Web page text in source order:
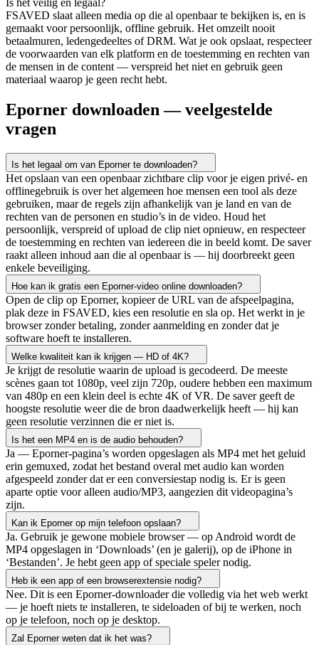
Is het veilig en legaal?
FSAVED slaat alleen media op die al openbaar te bekijken is, en is
gemaakt voor persoonlijk, offline gebruik. Het omzeilt nooit
betaalmuren, ledengedeeltes of DRM. Wat je ook opslaat, respecteer
de voorwaarden van elk platform en de toestemming en rechten van
de mensen in de content — verspreid het niet en gebruik geen
materiaal waarop je geen recht hebt.
Eporner downloaden — veelgestelde
vragen
Is het legaal om van Eporner te downloaden?
Het opslaan van een openbaar zichtbare clip voor je eigen privé- en
offlinegebruik is over het algemeen hoe mensen een tool als deze
gebruiken, maar de regels zijn afhankelijk van je land en van de
rechten van de personen en studio’s in de video. Houd het
persoonlijk, verspreid of upload de clip niet opnieuw, en respecteer
de toestemming en rechten van iedereen die in beeld komt. De saver
raakt alleen inhoud aan die al openbaar is — hij doorbreekt geen
enkele beveiliging.
Hoe kan ik gratis een Eporner-video online downloaden?
Open de clip op Eporner, kopieer de URL van de afspeelpagina,
plak deze in FSAVED, kies een resolutie en sla op. Het werkt in je
browser zonder betaling, zonder aanmelding en zonder dat je
software hoeft te installeren.
Welke kwaliteit kan ik krijgen — HD of 4K?
Je krijgt de resolutie waarin de upload is gecodeerd. De meeste
scènes gaan tot 1080p, veel zijn 720p, oudere hebben een maximum
van 480p en een klein deel is echte 4K of VR. De saver geeft de
hoogste resolutie weer die de bron daadwerkelijk heeft — hij kan
geen resolutie verzinnen die er niet is.
Is het een MP4 en is de audio behouden?
Ja — Eporner-pagina’s worden opgeslagen als MP4 met het geluid
erin gemuxed, zodat het bestand overal met audio kan worden
afgespeeld zonder dat er een conversiestap nodig is. Er is geen
aparte optie voor alleen audio/MP3, aangezien dit videopagina’s
zijn.
Kan ik Eporner op mijn telefoon opslaan?
Ja. Gebruik je gewone mobiele browser — op Android wordt de
MP4 opgeslagen in ‘Downloads’ (en je galerij), op de iPhone in
‘Bestanden’. Je hebt geen app of speciale speler nodig.
Heb ik een app of een browserextensie nodig?
Nee. Dit is een Eporner-downloader die volledig via het web werkt
— je hoeft niets te installeren, te sideloaden of bij te werken, noch
op je telefoon, noch op je desktop.
Zal Eporner weten dat ik het was?